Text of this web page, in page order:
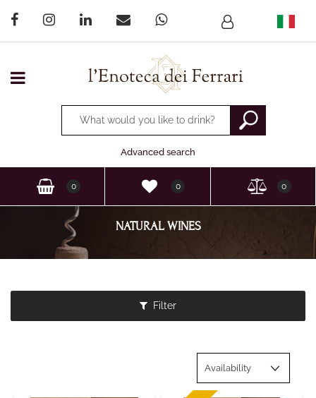
Open menu
Changing a filter automatically updates the other
Advanced search
0 0 0
NATURAL WINES
Filter